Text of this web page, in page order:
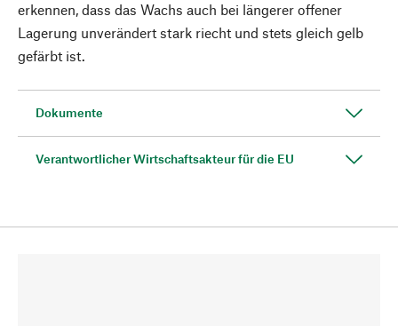
erkennen, dass das Wachs auch bei längerer offener
Lagerung unverändert stark riecht und stets gleich gelb
gefärbt ist.
Dokumente
Verantwortlicher Wirtschaftsakteur für die EU